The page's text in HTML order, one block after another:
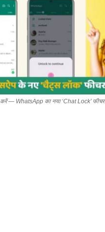
— WhatsApp का नया ‘Chat Lock’ फीचर